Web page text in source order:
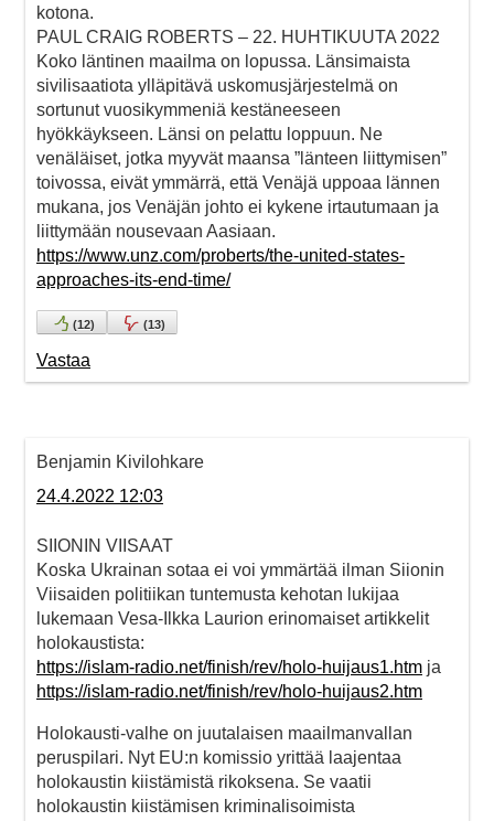
kotona.
PAUL CRAIG ROBERTS – 22. HUHTIKUUTA 2022
Koko läntinen maailma on lopussa. Länsimaista
sivilisaatiota ylläpitävä uskomusjärjestelmä on
sortunut vuosikymmeniä kestäneeseen
hyökkäykseen. Länsi on pelattu loppuun. Ne
venäläiset, jotka myyvät maansa ”länteen liittymisen”
toivossa, eivät ymmärrä, että Venäjä uppoaa lännen
mukana, jos Venäjän johto ei kykene irtautumaan ja
liittymään nousevaan Aasiaan.
https://www.unz.com/proberts/the-united-states-
approaches-its-end-time/
(12) (13)
Vastaa
Benjamin Kivilohkare
24.4.2022 12:03
SIIONIN VIISAAT
Koska Ukrainan sotaa ei voi ymmärtää ilman Siionin
Viisaiden politiikan tuntemusta kehotan lukijaa
lukemaan Vesa-Ilkka Laurion erinomaiset artikkelit
holokaustista:
https://islam-radio.net/finish/rev/holo-huijaus1.htm ja
https://islam-radio.net/finish/rev/holo-huijaus2.htm
Holokausti-valhe on juutalaisen maailmanvallan
peruspilari. Nyt EU:n komissio yrittää laajentaa
holokaustin kiistämistä rikoksena. Se vaatii
holokaustin kiistämisen kriminalisoimista